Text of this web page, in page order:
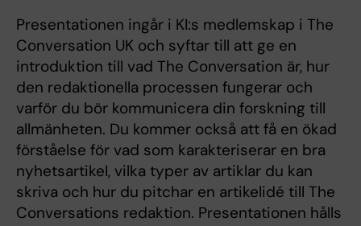
Presentationen ingår i KI:s medlemskap i The
Conversation UK och syftar till att ge en
introduktion till vad The Conversation är, hur
den redaktionella processen fungerar och
varför du bör kommunicera din forskning till
allmänheten. Du kommer också att få en ökad
förståelse för vad som karakteriserar en bra
nyhetsartikeI, vilka typer av artiklar du kan
skriva och hur du pitchar en artikelidé till The
Conversations redaktion. Presentationen hålls